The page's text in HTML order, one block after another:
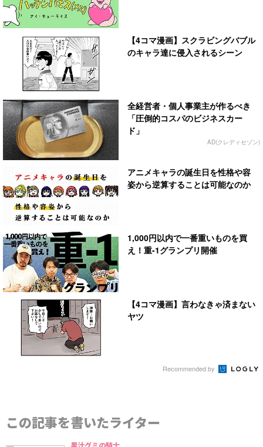
【4コマ漫画】スクラビングバブル
のキャラ達に侵入されるシーン
全経営者・個人事業主が作るべき
「圧倒的コスパのビジネスカー
ド」
AD(クレディセゾン)
アニメキャラの誕生日を性格や容
姿から逆算することは可能なのか
1,000円以内で一番重いものを買
え！重-1グランプリ開催
【4コマ漫画】言わなきゃ済まない
ヤツ
Recommended by
この記事を書いたライター